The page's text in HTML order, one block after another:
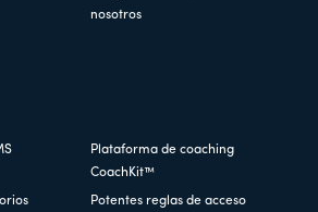
nosotros
Plataforma de coaching
CoachKit™
Potentes reglas de acceso